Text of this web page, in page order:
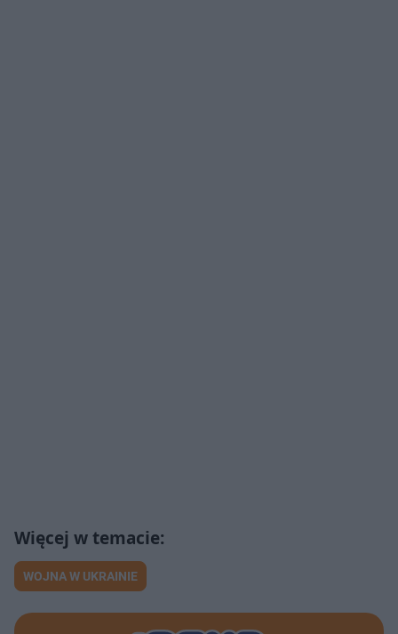
WOJNA W UKRAINIE